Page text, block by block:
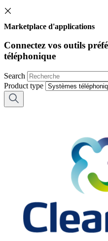
Marketplace d'applications
Connectez vos outils
téléphonique
Search
Product type